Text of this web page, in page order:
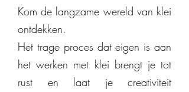
Kom de langzame wereld van klei
ontdekken.
Het trage proces dat eigen is aan
het werken met klei brengt je tot
rust en laat je creativiteit